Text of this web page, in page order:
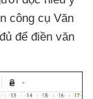
công cụ Văn
để điền văn